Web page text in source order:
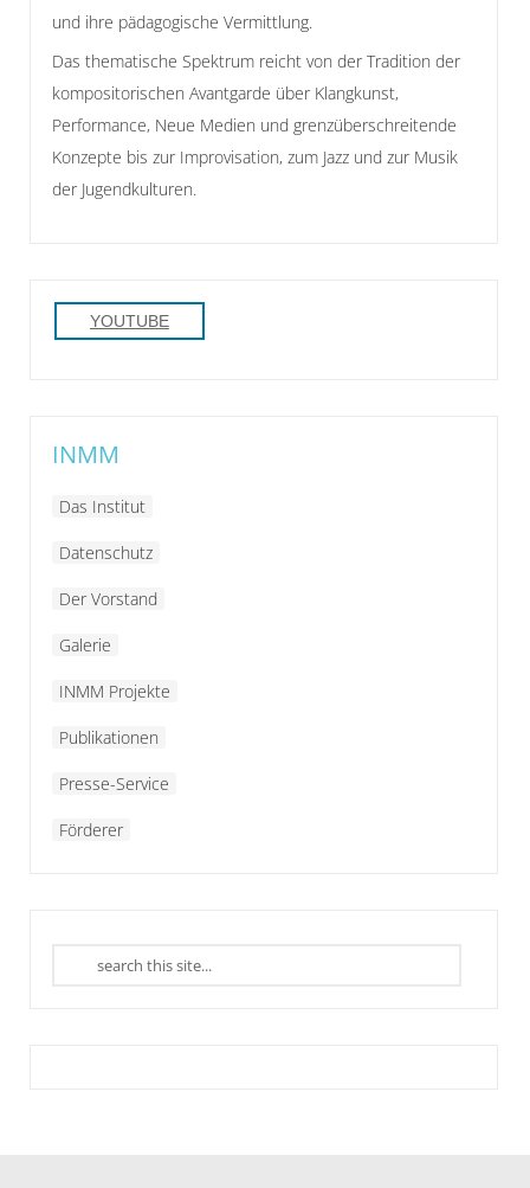
und ihre pädagogische Vermittlung.
Das thematische Spektrum reicht von der Tradition der
kompositorischen Avantgarde über Klangkunst,
Performance, Neue Medien und grenzüberschreitende
Konzepte bis zur Improvisation, zum Jazz und zur Musik
der Jugendkulturen.
YOUTUBE
INMM
Das Institut
Datenschutz
Der Vorstand
Galerie
INMM Projekte
Publikationen
Presse-Service
Förderer